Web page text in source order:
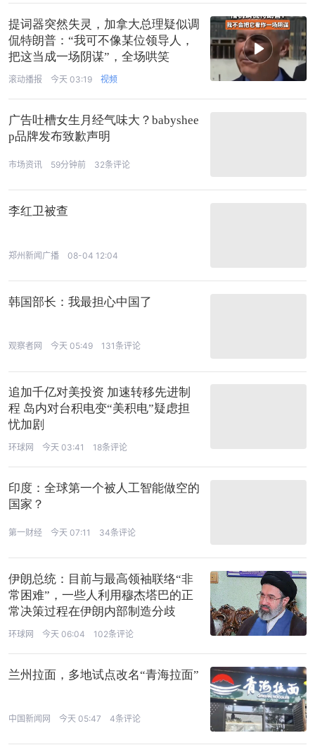
提词器突然失灵，加拿大总理疑似调
侃特朗普：“我可不像某位领导人，
把这当成一场阴谋”，全场哄笑
滚动播报 今天 03:19 视频
广告吐槽女生月经气味大？babyshee
p品牌发布致歉声明
市场资讯 59分钟前 32条评论
李红卫被查
郑州新闻广播 08-04 12:04
韩国部长：我最担心中国了
观察者网 今天 05:49 131条评论
追加千亿对美投资 加速转移先进制
程 岛内对台积电变“美积电”疑虑担
忧加剧
环球网 今天 03:41 18条评论
印度：全球第一个被人工智能做空的
国家？
第一财经 今天 07:11 34条评论
伊朗总统：目前与最高领袖联络“非
常困难”，一些人利用穆杰塔巴的正
常决策过程在伊朗内部制造分歧
环球网 今天 06:04 102条评论
兰州拉面，多地试点改名“青海拉面”
中国新闻网 今天 05:47 4条评论